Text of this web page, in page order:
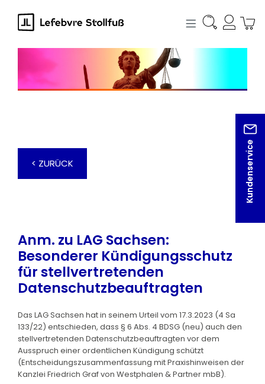
springen
Kundenservice
< ZURÜCK
Anm. zu LAG Sachsen:
Besonderer Kündigungsschutz
für stellvertretenden
Datenschutzbeauftragten
Das LAG Sachsen hat in seinem Urteil vom 17.3.2023 (4 Sa
133/22) entschieden, dass § 6 Abs. 4 BDSG (neu) auch den
stellvertretenden Datenschutzbeauftragten vor dem
Ausspruch einer ordentlichen Kündigung schützt
(Entscheidungszusammenfassung mit Praxishinweisen der
Kanzlei Friedrich Graf von Westphalen & Partner mbB).